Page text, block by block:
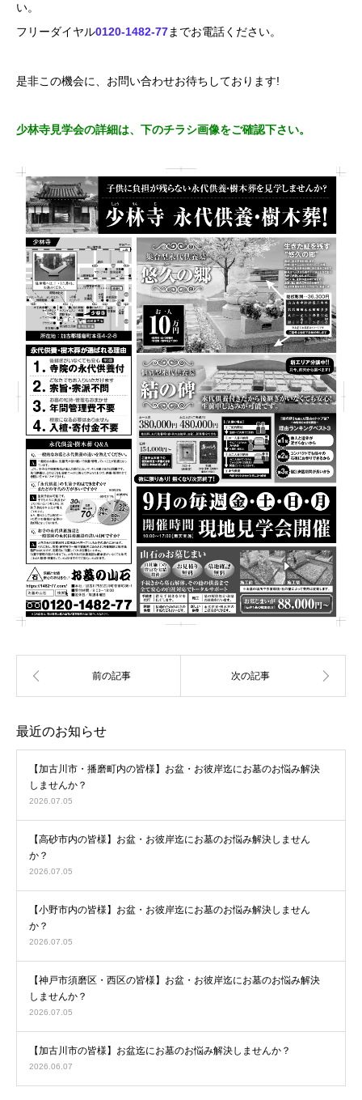
い。
フリーダイヤル0120-1482-77までお電話ください。
是非この機会に、お問い合わせお待ちしております!
少林寺見学会の詳細は、下のチラシ画像をご確認下さい。
最近のお知らせ
【加古川市・播磨町内の皆様】お盆・お彼岸迄にお墓のお悩み解決
しませんか？
2026.07.05
【高砂市内の皆様】お盆・お彼岸迄にお墓のお悩み解決しません
か？
2026.07.05
【小野市内の皆様】お盆・お彼岸迄にお墓のお悩み解決しません
か？
2026.07.05
【神戸市須磨区・西区の皆様】お盆・お彼岸迄にお墓のお悩み解決
しませんか？
2026.07.05
【加古川市の皆様】お盆迄にお墓のお悩み解決しませんか？
2026.06.07